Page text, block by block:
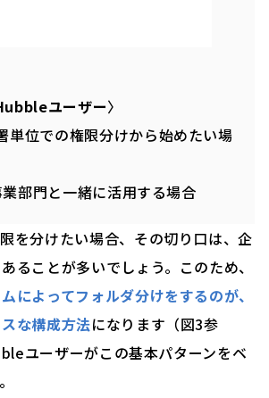
ユーザー〉
単位での権限分けから始めたい場
部門と一緒に活用する場合
を分けたい場合、その切り口は、企
ることが多いでしょう。このため、
によってフォルダ分けをするのが、
な構成方法になります（図3参
ユーザーがこの基本パターンをベ